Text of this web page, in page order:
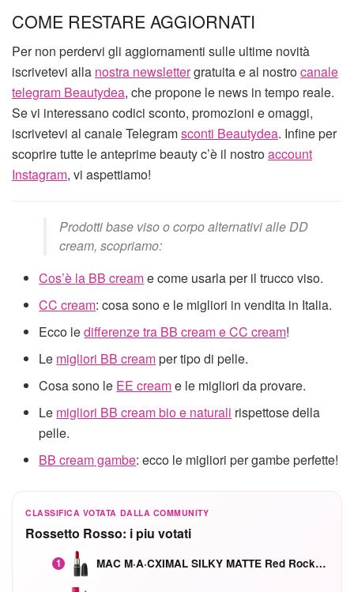
COME RESTARE AGGIORNATI
Per non perdervi gli aggiornamenti sulle ultime novità
iscrivetevi alla nostra newslettergratuita e al nostrocanale
telegram Beautydea, che propone le news in tempo reale.
Se vi interessano codici sconto, promozioni e omaggi,
iscrivetevi al canale Telegramsconti Beautydea. Infine per
scoprire tutte le anteprime beauty c’è il nostroaccount
Instagram, vi aspettiamo!
Prodotti base viso o corpo alternativi alle DD
cream, scopriamo:
Cos’è la BB creame come usarla per il trucco viso.
CC cream: cosa sono e le migliori in vendita in Italia.
Ecco ledifferenze tra BB cream e CC cream!
Le migliori BB creamper tipo di pelle.
Cosa sono le EE creame le migliori da provare.
Le migliori BB cream bio e naturali rispettose della
pelle.
BB cream gambe: ecco le migliori per gambe perfette!
CLASSIFICA VOTATA DALLA COMMUNITY
Rossetto Rosso: i piu votati
1 MAC M·A·CXIMAL SILKY MATTE Red Rock mat